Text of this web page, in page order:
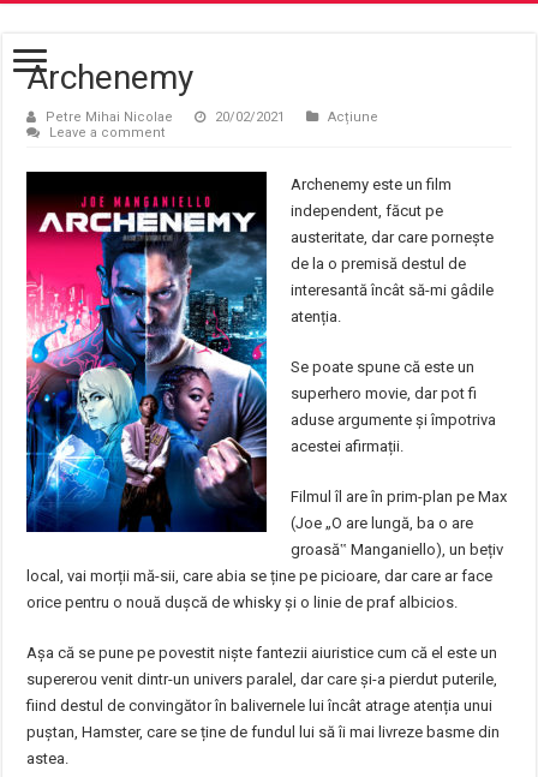
Archenemy
Petre Mihai Nicolae 20/02/2021
Acțiune
Leave a comment
Archenemy este un film
independent, făcut pe
austeritate, dar care pornește
de la o premisă destul de
interesantă încât să-mi gâdile
atenția.
Se poate spune că este un
superhero movie, dar pot fi
aduse argumente și împotriva
acestei afirmații.
Filmul îl are în prim-plan pe Max
(Joe „O are lungă, ba o are
groasă‟ Manganiello), un bețiv
local, vai morții mă-sii, care abia se ține pe picioare, dar care ar face
orice pentru o nouă dușcă de whisky și o linie de praf albicios.
Așa că se pune pe povestit niște fantezii aiuristice cum că el este un
supererou venit dintr-un univers paralel, dar care și-a pierdut puterile,
fiind destul de convingător în balivernele lui încât atrage atenția unui
puștan, Hamster, care se ține de fundul lui să îi mai livreze basme din
astea.